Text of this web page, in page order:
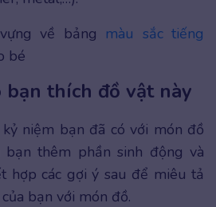
về bảng màu sắc tiếng
bé
thích đồ vật này
niệm bạn đã có với món đồ
bạn thêm phần sinh động và
hợp các gợi ý sau để miêu tả
bạn với món đồ.